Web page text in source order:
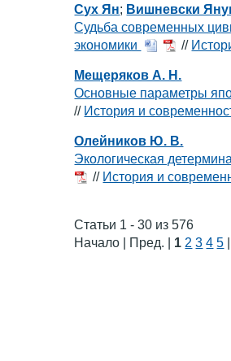
Сух Ян; Вишневски
Судьба современных
экономики
//
Мещеряков А. Н.
Основные параметры
// История и
Олейников Ю. В.
Экологическая
// История и
Статьи 1 - 30 из 576
Начало | Пред. | 1 2 3 4 5